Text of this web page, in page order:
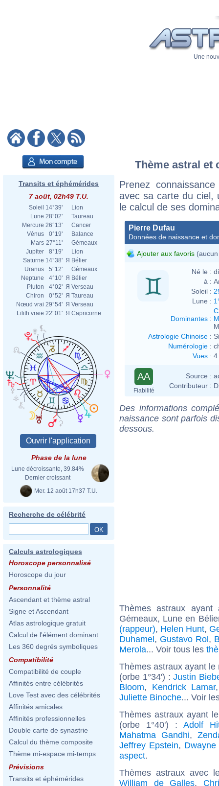
Une
Transits et éphémérides
7 août, 02h49 T.U.
Soleil 14°39'
Lion
Lune 28°02'
Taureau
Mercure 26°13'
Cancer
Vénus
0°19'
Balance
Mars 27°11'
Gémeaux
Jupiter
8°19'
Lion
Saturne 14°38' Я Bélier
Uranus
5°12'
Gémeaux
Neptune
4°10' Я Bélier
Pluton
4°02' Я Verseau
Chiron
0°52' Я Taureau
Nœud vrai 29°54' Я Verseau
Lilith vraie 22°01' Я Capricorne
Phase de la lune
Lune décroissante, 39.84%
Dernier croissant
Mer. 12 août 17h37 T.U.
Recherche de célébrité
Calculs astrologiques
Horoscope personnalisé
Horoscope du jour
Personnalité
Ascendant et thème astral
Signe et Ascendant
Atlas astrologique gratuit
Calcul de l'élément dominant
Les 360 degrés symboliques
Compatibilité
Compatibilité de couple
Affinités entre célébrités
Love Test avec des célébrités
Affinités amicales
Affinités professionnelles
Double carte de synastrie
Calcul du thème composite
Thème mi-espace mi-temps
Prévisions
Transits et éphémérides
Thème astral et
Prenez
avec sa carte du ciel,
le calcul de ses
Pierre Dufau
Données de naissance et
Ajouter aux favoris
Né le :
à :
Soleil :
Lune :
Dominantes :
Astrologie Chinoise :
Numérologie :
Vues : 4
AA
Fiabilité
Source :
Contributeur :
Des informations
naissance sont parfois
dessous.
Thèmes astraux
Gémeaux, Lune en
(rappeur), Helen Hunt,
Duhamel, Gustavo Rol,
Merola... Voir tous les
Thèmes astraux ayant
(orbe 1°34') :Justin
Bloom, Kendrick Lamar
Juliette Binoche... Voir
Thèmes astraux ayant
(orbe 1°40') : Adolf
Mahatma Gandhi,
Jeffrey Epstein,
aspect.
Thèmes astraux avec
William de Galles,